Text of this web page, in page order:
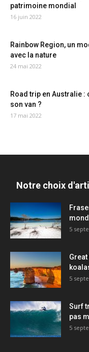
patrimoine mondial
16 juin 2022
Rainbow Region, un
avec la nature
24 mai 2022
Road trip en Australie
son van ?
17 mai 2022
Notre choix
5
5
Surf
pas
5